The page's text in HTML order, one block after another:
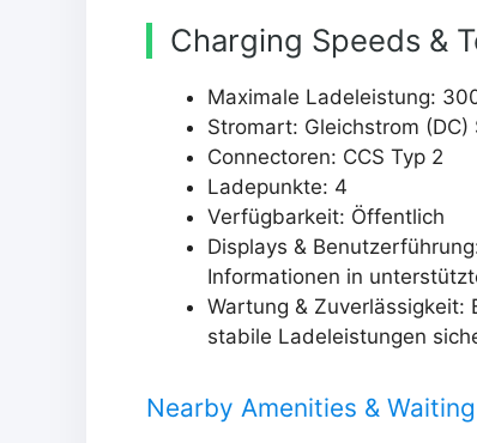
Charging Speeds &
Maximale Ladeleistung:
Stromart: Gleichstrom (DC)
Connectoren: CCS Typ 2
Ladepunkte: 4
Verfügbarkeit: Öffentlich
Displays &
Informationen in
Wartung & Zuverlässigkeit:
stabile Ladeleistungen
Nearby Amenities &